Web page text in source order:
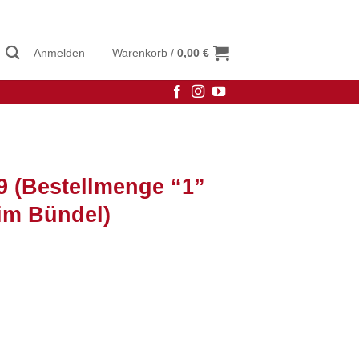
Anmelden Warenkorb / 0,00 €
(Bestellmenge “1”
Bündel)